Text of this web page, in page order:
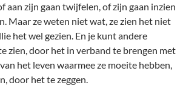
aan zijn gaan twijfelen, of zijn gaan inzien
Maar ze weten niet wat, ze zien het niet
het wel gezien. En je kunt andere
zien, door het in verband te brengen met
het leven waarmee ze moeite hebben,
door het te zeggen.